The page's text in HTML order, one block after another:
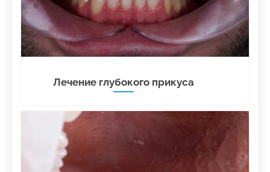
Лечение глубокого прикуса